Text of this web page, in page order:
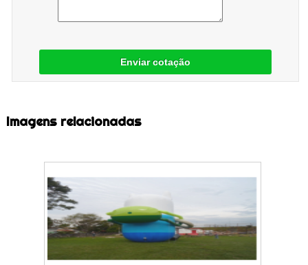
Enviar cotação
Imagens relacionadas